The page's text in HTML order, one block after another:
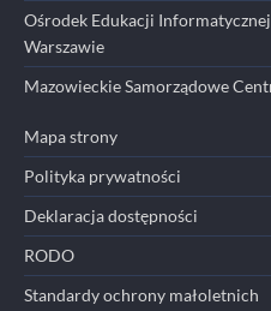
Ośrodek Edukacji
Warszawie
Mazowieckie Samorządowe
Mapa strony
Polityka prywatności
Deklaracja dostępności
RODO
Standardy ochrony małoletnich